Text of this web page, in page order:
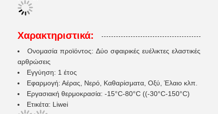
Χαρακτηριστικά:
Ονομασία προϊόντος: Δύο σφαιρικές ευέλικτες ελαστικές
αρθρώσεις
Εγγύηση: 1 έτος
Εφαρμογή: Αέρας, Νερό, Καθαρίσματα, Οξύ, Έλαιο κλπ.
Εργασιακή θερμοκρασία: -15°C-80°C ((-30°C-150°C)
Ετικέτα: Liwei